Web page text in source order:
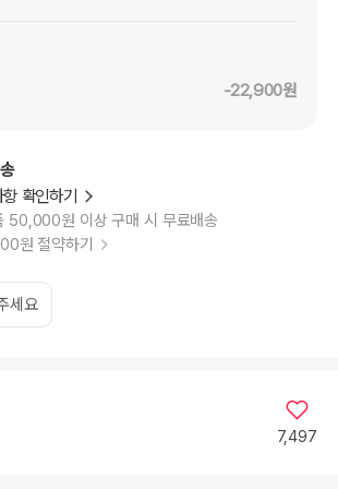
-22,900원
확인하기
50,000원 이상 구매 시 무료배송
원 절약하기
세요
7,497